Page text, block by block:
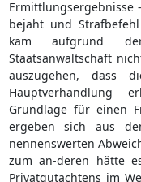
bejaht und
kam aufgrund der
Staatsanwaltschaft
auszugehen, dass
Hauptverhandlung
Grundlage für einen
ergeben sich aus
nennenswerten
zum an-deren hätte
Privatgutachtens im